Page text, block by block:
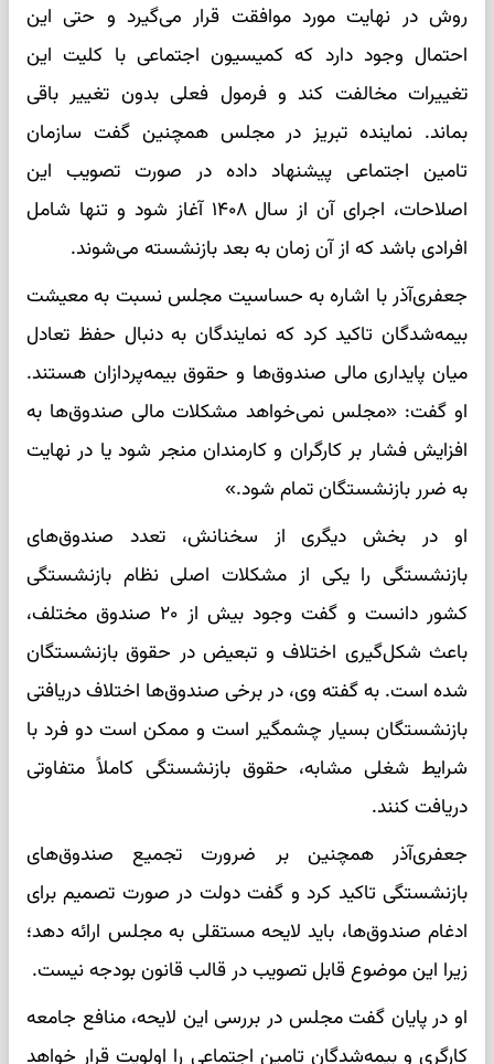
روش در نهایت مورد موافقت قرار می‌گیرد و حتی این
احتمال وجود دارد که کمیسیون اجتماعی با کلیت این
تغییرات مخالفت کند و فرمول فعلی بدون تغییر باقی
بماند. نماینده تبریز در مجلس همچنین گفت سازمان
تامین اجتماعی پیشنهاد داده در صورت تصویب این
اصلاحات، اجرای آن از سال ۱۴۰۸ آغاز شود و تنها شامل
افرادی باشد که از آن زمان به بعد بازنشسته می‌شوند.
جعفری‌آذر با اشاره به حساسیت مجلس نسبت به معیشت
بیمه‌شدگان تاکید کرد که نمایندگان به دنبال حفظ تعادل
میان پایداری مالی صندوق‌ها و حقوق بیمه‌پردازان هستند.
او گفت: «مجلس نمی‌خواهد مشکلات مالی صندوق‌ها به
افزایش فشار بر کارگران و کارمندان منجر شود یا در نهایت
به ضرر بازنشستگان تمام شود.»
او در بخش دیگری از سخنانش، تعدد صندوق‌های
بازنشستگی را یکی از مشکلات اصلی نظام بازنشستگی
کشور دانست و گفت وجود بیش از ۲۰ صندوق مختلف،
باعث شکل‌گیری اختلاف و تبعیض در حقوق بازنشستگان
شده است. به گفته وی، در برخی صندوق‌ها اختلاف دریافتی
بازنشستگان بسیار چشمگیر است و ممکن است دو فرد با
شرایط شغلی مشابه، حقوق بازنشستگی کاملاً متفاوتی
دریافت کنند.
جعفری‌آذر همچنین بر ضرورت تجمیع صندوق‌های
بازنشستگی تاکید کرد و گفت دولت در صورت تصمیم برای
ادغام صندوق‌ها، باید لایحه مستقلی به مجلس ارائه دهد؛
زیرا این موضوع قابل تصویب در قالب قانون بودجه نیست.
او در پایان گفت مجلس در بررسی این لایحه، منافع جامعه
کارگری و بیمه‌شدگان تامین اجتماعی را اولویت قرار خواهد